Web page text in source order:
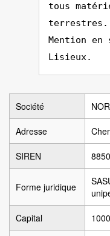
tous
terrestres.
Mention en
Lisieux.
Société
Adresse
SIREN
Forme juridique
Capital